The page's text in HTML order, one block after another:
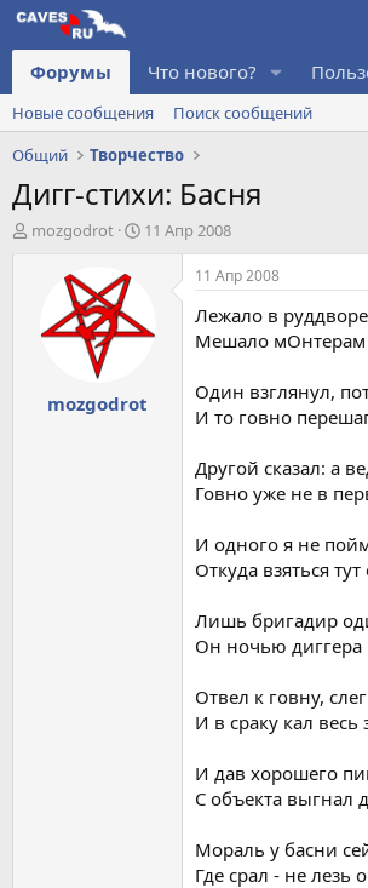
Форумы Что нового?
Новые сообщения
Поиск сообщений
Общий
Творчество
Дигг-стихи: Басня
А
mоzgodrot
Д
а
л
11 Апр 2008
mоzgodrot
11 Апр 2008
Лежало в
Мешало мОнтерам
Один взглянул,
И то говно
Другой сказал: а
Говно уже не в
И одного я не
Откуда взяться тут
Лишь бригадир
Он ночью диггера
Отвел к говну,
И в сраку кал весь
И дав хорошего
С объекта выгнал
Мораль у басни
Где срал - не лезь